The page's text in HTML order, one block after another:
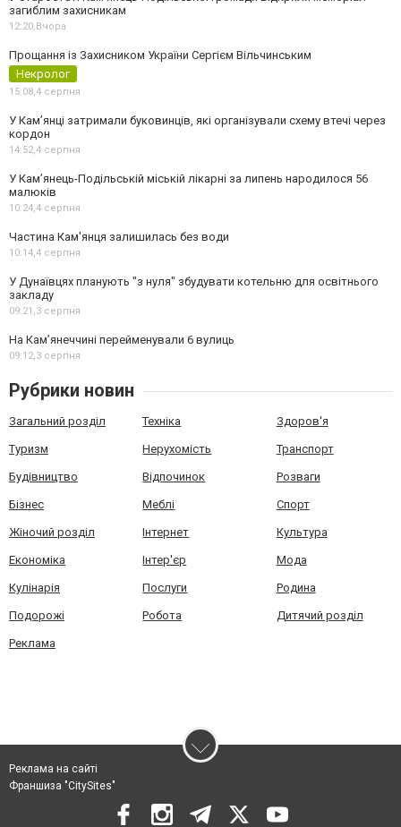
загиблим захисникам
12:20,Вчора
Прощання із Захисником України Сергієм Вільчинським
Некролог
15:08,4 серпня
У Кам’янці затримали буковинців, які організували схему втечі через
кордон
14:52,4 серпня
У Кам’янець-Подільській міській лікарні за липень народилося 56
малюків
10:24,4 серпня
Частина Кам'янця залишилась без води
10:14,4 серпня
У Дунаївцях планують "з нуля" збудувати котельню для освітнього
закладу
09:21,3 серпня
На Камʼянеччині перейменували 6 вулиць
09:12,3 серпня
Рубрики новин
Загальний розділ Техніка Здоров'я
Туризм Нерухомість Транспорт
Будівництво Відпочинок Розваги
Бізнес Меблі Спорт
Жіночий розділ Інтернет Культура
Економіка Інтер'єр Мода
Кулінарія Послуги Родина
Подорожі Робота Дитячий розділ
Реклама
Реклама на сайті
Франшиза "CitySites"